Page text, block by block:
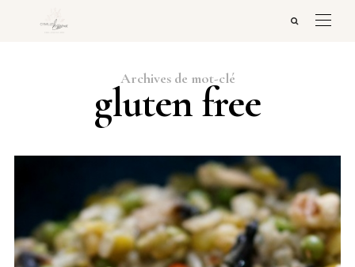
Archives de mot-clé
gluten free